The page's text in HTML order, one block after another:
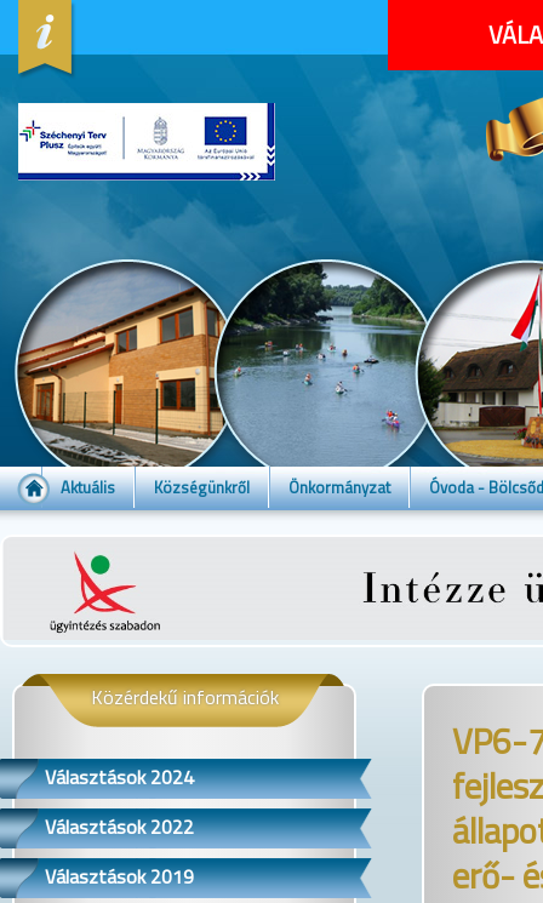
Aktuális Községünkről Önkormányzat Óvoda -
Közérdekű információk
Választások 2024
Választások 2022
Választások 2019
VP6-
erő-